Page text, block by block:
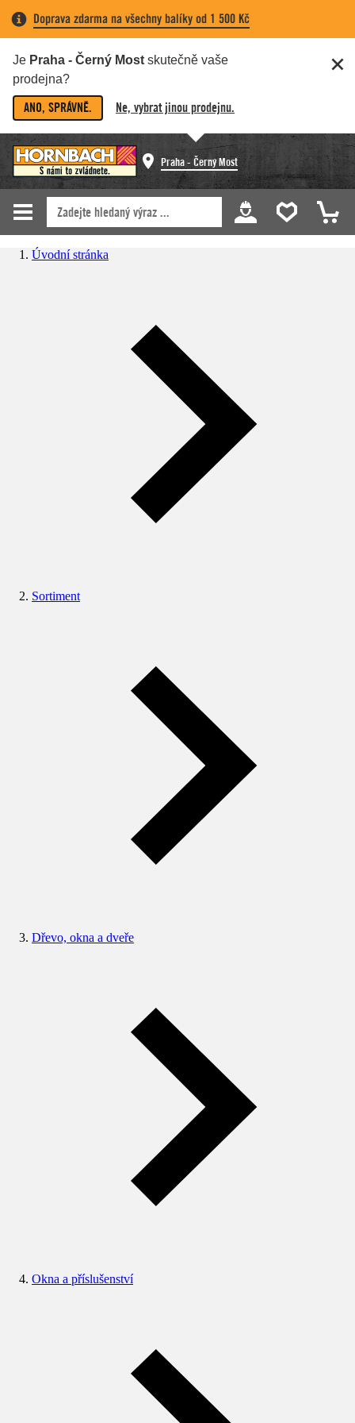
Doprava zdarma na všechny balíky od 1 500 Kč
Je Praha - Černý Most skutečně vaše
prodejna?
ANO, SPRÁVNĚ. Ne, vybrat jinou prodejnu.
Praha - Černý Most
Úvodní stránka
Sortiment
Dřevo, okna a dveře
Okna a příslušenství